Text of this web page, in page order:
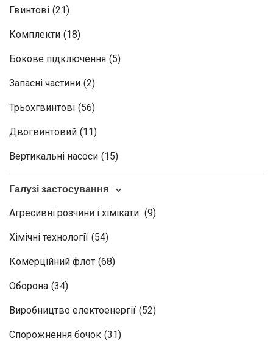
Гвинтові (21)
Комплекти (18)
Бокове підключення (5)
Запасні частини (2)
Трьохгвинтові (56)
Двогвинтовий (11)
Вертикальні насоси (15)
Галузі застосування
Агресивні розчини і хімікати (9)
Хімічні технології (54)
Комерційний флот (68)
Оборона (34)
Виробництво електоенергії (52)
Спорожнення бочок (31)